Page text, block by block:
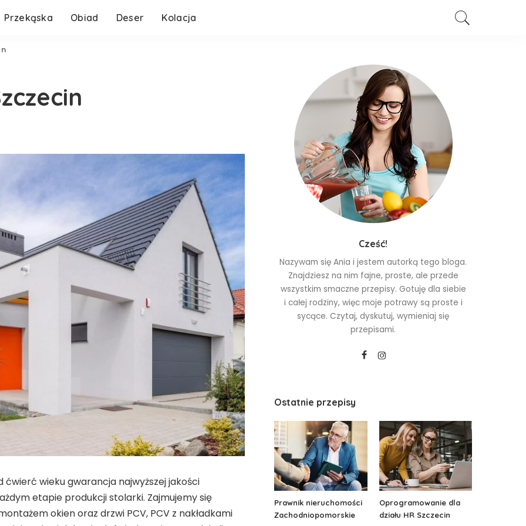
Przekąska Obiad Deser Kolacja
wieku gwarancja najwyższej jakości
etapie produkcji stolarki. Zajmujemy się
okien oraz drzwi PCV, PCV z nakładkami
Cześć!
Nazywam się Ania i jestem autorką tego bloga.
Znajdziesz na nim fajne, proste, ale przede
wszystkim smaczne przepisy. Gotuję dla siebie
i całej rodziny, więc moje potrawy są proste i
sycące. Czytaj, dyskutuj, wymieniaj się
przepisami.
Ostatnie przepisy
Prawnik nieruchomości
Zachodniopomorskie
Oprogramowanie dla
działu HR Szczecin